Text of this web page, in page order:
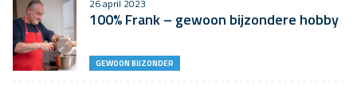
26 april 2023
100% Frank – gewoon bijzondere hobby
GEWOON BIJZONDER